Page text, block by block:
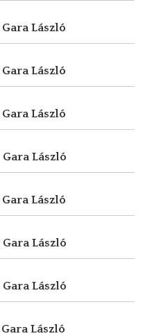
Gara László
Gara László
Gara László
Gara László
Gara László
Gara László
Gara László
Gara László